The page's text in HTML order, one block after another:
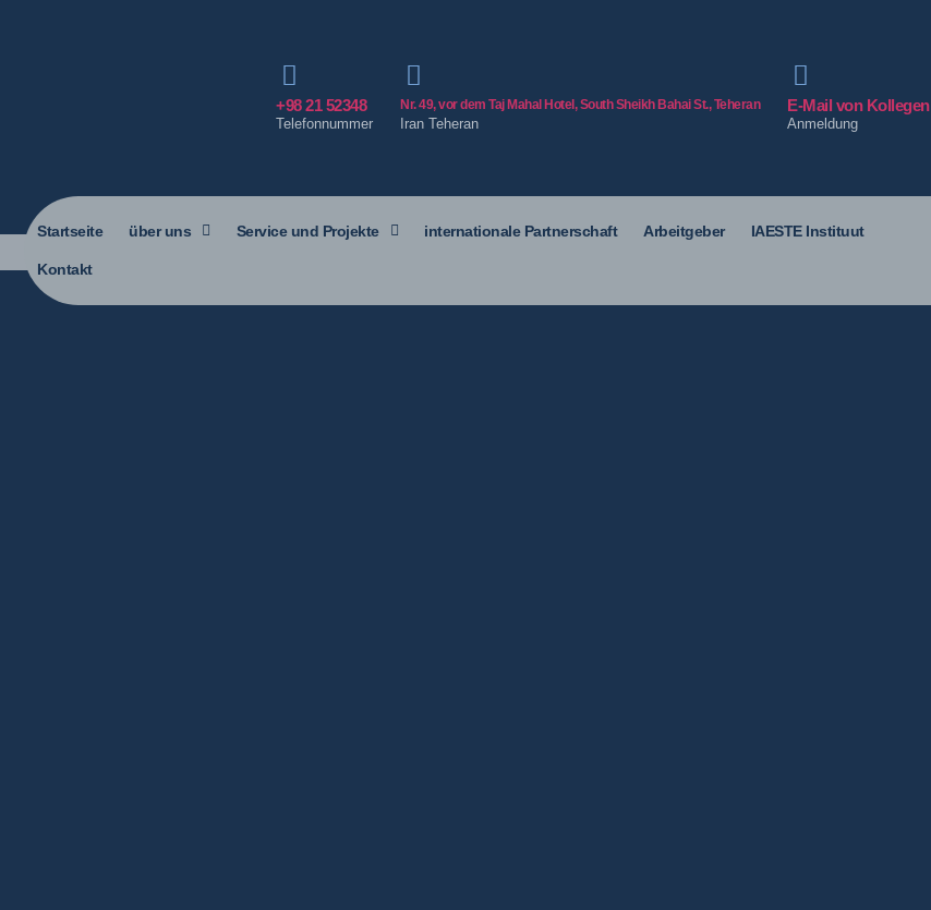
+98 21 52348
Telefonnummer
Nr. 49, vor dem Taj Mahal Hotel, South Sheikh Bahai St., Teheran
Iran Teheran
E-Mail von Kollegen
Anmeldung
Startseite über uns Service und Projekte internationale Partnerschaft Arbeitgeber IAESTE Instituut
Kontakt